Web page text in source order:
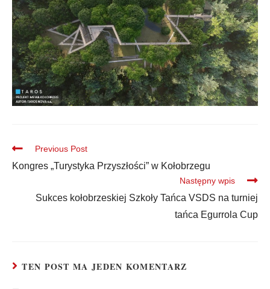
Previous Post
Kongres „Turystyka Przyszłości” w Kołobrzegu
Następny wpis
Sukces kołobrzeskiej Szkoły Tańca VSDS na turniej
tańca Egurrola Cup
TEN POST MA JEDEN KOMENTARZ